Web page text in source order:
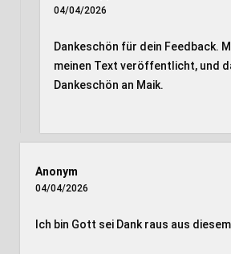
04/04/2026
Dankeschön für dein Feedback.
meinen Text veröffentlicht, und
Dankeschön an Maik.
Anonym
04/04/2026
Ich bin Gott sei Dank raus aus